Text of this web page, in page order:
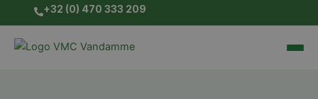
to
content
+32 (0) 470 333 209